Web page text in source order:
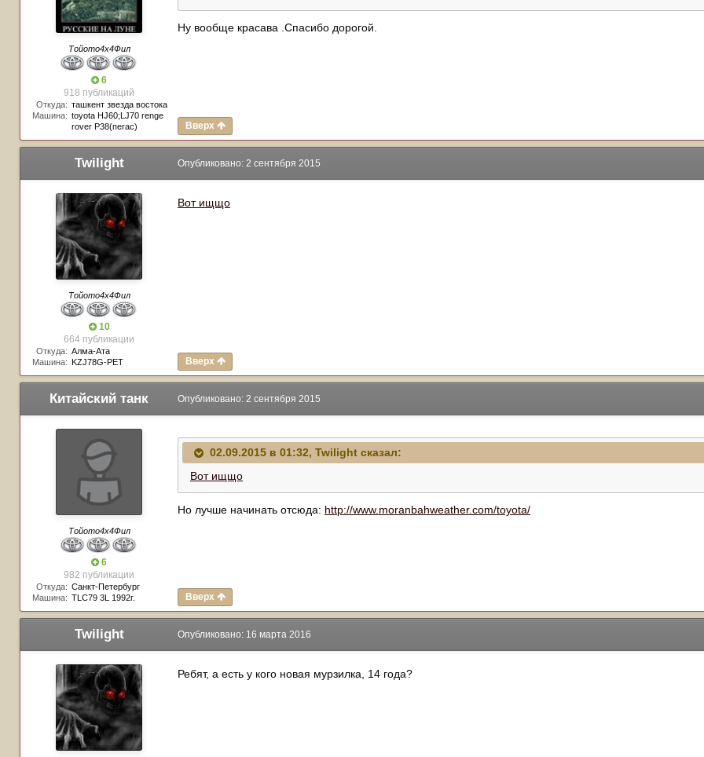
Тойото4х4Фил
6
918 публикаций
Откуда: ташкент звезда востока
Машина: toyota HJ60;LJ70 renge
rover P38(пегас)
Ну вообще красава .Спасибо дорогой.
Вверх
Twilight
Тойото4х4Фил
10
664 публикации
Откуда: Алма-Ата
Машина: KZJ78G-PET
Опубликовано: 2 сентября 2015
Вот ищщо
Вверх
Китайский танк
Тойото4х4Фил
6
982 публикации
Откуда: Санкт-Петербург
Машина: TLC79 3L 1992г.
Опубликовано: 2 сентября 2015
02.09.2015 в 01:32, Twilight сказал:
Вот ищщо
Но лучше начинать отсюда: http://www.moranbahweather.com/toyota/
Вверх
Twilight Опубликовано: 16 марта 2016
Ребят, а есть у кого новая мурзилка, 14 года?